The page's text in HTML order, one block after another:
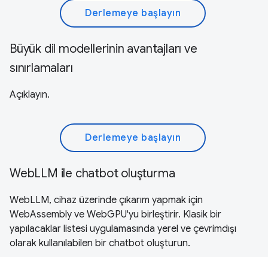
Derlemeye başlayın
Büyük dil modellerinin avantajları ve
sınırlamaları
Açıklayın.
Derlemeye başlayın
WebLLM ile chatbot oluşturma
WebLLM, cihaz üzerinde çıkarım yapmak için
WebAssembly ve WebGPU'yu birleştirir. Klasik bir
yapılacaklar listesi uygulamasında yerel ve çevrimdışı
olarak kullanılabilen bir chatbot oluşturun.